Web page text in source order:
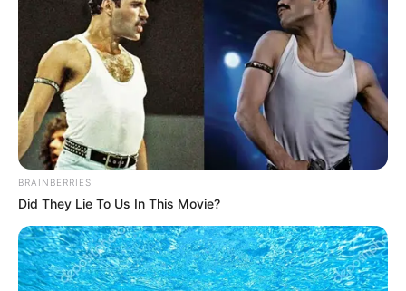
Sin embargo, a partir del 15 de julio de 2026, cuando la
jornada laboral pase a ser de 42 horas a la semana, este
beneficio ya no será obligatorio.Desde ese momento,
cada empresa podrá decidir si quiere o no otorgar ese
día libre.
Esto quiere decir que el "Día de la Familia"
dejará de estar respaldado por la ley y dependerá de la
voluntad del empleador.
horas semanales, los trabajadores aún podrán acceder a
ese día libre. No obstante, una vez se complete la
reducción total de la jornada en 2026,este beneficio
dejará de aplicarse de forma automática.
BRAINBERRIES
Did They Lie To Us In This Movie?